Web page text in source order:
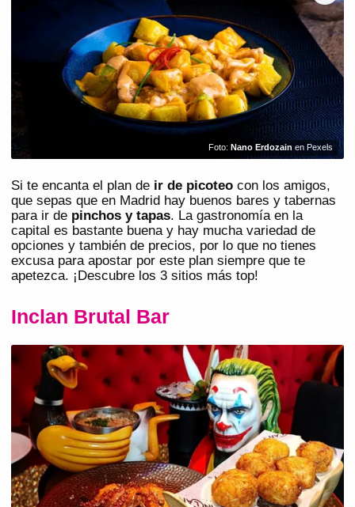
Foto: Nano Erdozain en Pexels
Si te encanta el plan de ir de picoteo con los amigos,
que sepas que en Madrid hay buenos bares y tabernas
para ir de pinchos y tapas. La gastronomía en la
capital es bastante buena y hay mucha variedad de
opciones y también de precios, por lo que no tienes
excusa para apostar por este plan siempre que te
apetezca. ¡Descubre los 3 sitios más top!
Inclan Brutal Bar